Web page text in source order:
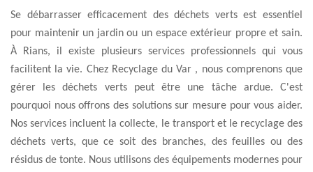
Se débarrasser efficacement des déchets verts est essentiel
pour maintenir un jardin ou un espace extérieur propre et sain.
À Rians, il existe plusieurs services professionnels qui vous
facilitent la vie. Chez Recyclage du Var , nous comprenons que
gérer les déchets verts peut être une tâche ardue. C'est
pourquoi nous offrons des solutions sur mesure pour vous aider.
Nos services incluent la collecte, le transport et le recyclage des
déchets verts, que ce soit des branches, des feuilles ou des
résidus de tonte. Nous utilisons des équipements modernes pour